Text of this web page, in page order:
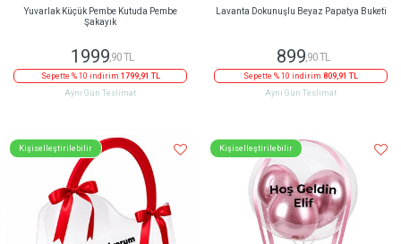
Yuvarlak Küçük Pembe Kutuda Pembe
Şakayık
1999,90 TL
Sepette % 10 indirim 1799,91 TL
Aynı Gün Teslimat
Lavanta Dokunuşlu Beyaz Papatya Buketi
899,90 TL
Sepette % 10 indirim 809,91 TL
Aynı Gün Teslimat
Kişiselleştirilebilir Kişiselleştirilebilir